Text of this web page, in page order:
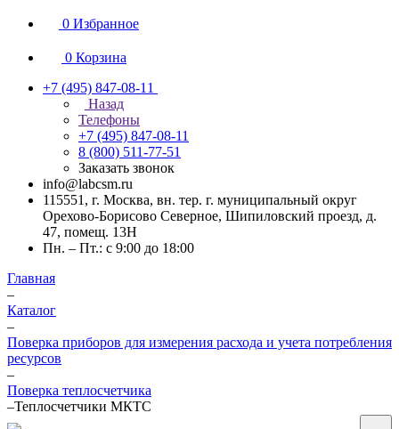
0 Избранное
0 Корзина
+7 (495) 847-08-11
Назад
Телефоны
+7 (495) 847-08-11
8 (800) 511-77-51
Заказать звонок
info@labcsm.ru
115551, г. Москва, вн. тер. г. муниципальный округ
Орехово-Борисово Северное, Шипиловский проезд, д.
47, помещ. 13Н
Пн. – Пт.: с 9:00 до 18:00
Главная
–
Каталог
–
Поверка приборов для измерения расхода и учета потребления
ресурсов
–
Поверка теплосчетчика
–Теплосчетчики МКТС